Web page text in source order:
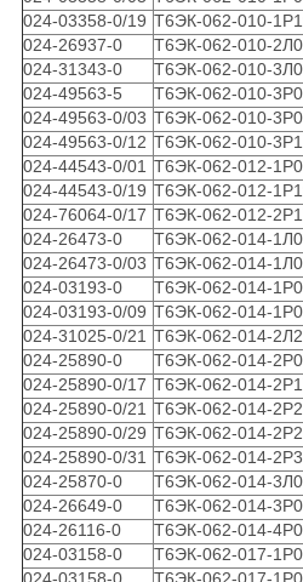
024-03358-0/19 Т6ЭК-062-010-
024-26937-0
Т6ЭК-062-010-
024-31343-0
Т6ЭК-062-010-
024-49563-5
Т6ЭК-062-010-
024-49563-0/03 Т6ЭК-062-010-
024-49563-0/12 Т6ЭК-062-010-
024-44543-0/01 Т6ЭК-062-012-
024-44543-0/19 Т6ЭК-062-012-
024-76064-0/17 Т6ЭК-062-012-
024-26473-0
Т6ЭК-062-014-
024-26473-0/03 Т6ЭК-062-014-
024-03193-0
Т6ЭК-062-014-
024-03193-0/09 Т6ЭК-062-014-
024-31025-0/21 Т6ЭК-062-014-
024-25890-0
Т6ЭК-062-014-
024-25890-0/17 Т6ЭК-062-014-
024-25890-0/21 Т6ЭК-062-014-
024-25890-0/29 Т6ЭК-062-014-
024-25890-0/31 Т6ЭК-062-014-
024-25870-0
Т6ЭК-062-014-
024-26649-0
Т6ЭК-062-014-
024-26116-0
Т6ЭК-062-014-
024-03158-0
Т6ЭК-062-017-